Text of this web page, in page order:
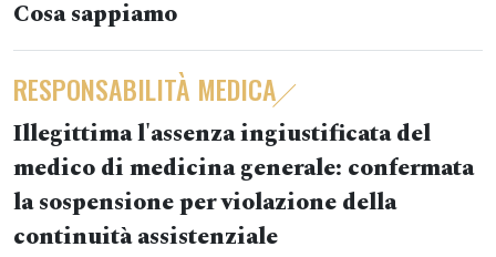
Cosa sappiamo
RESPONSABILITÀ MEDICA
Illegittima l'assenza ingiustificata del
medico di medicina generale: confermata
la sospensione per violazione della
continuità assistenziale